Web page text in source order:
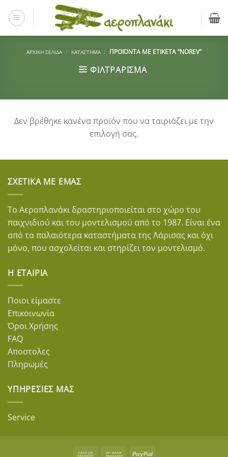
στο
ΑΡΧΙΚΉ ΣΕΛΊΔΑ / ΚΑΤΆΣΤΗΜΑ / ΠΡΟΪΌΝΤΑ ΜΕ ΕΤΙΚΈΤΑ “NOREV”
ΦΙΛΤΡΆΡΙΣΜΑ
Δεν βρέθηκε κανένα προϊόν που να ταιριάζει με την
επιλογή σας.
ΣΧΕΤΙΚΆ ΜΕ ΕΜΆΣ
Το Αεροπλανάκι δραστηριοποιείται στο χώρο του
παιχνιδιού και του μοντελισμού από το 1987. Είναι ένα
από τα παλαιότερα καταστήματα της Λάρισας και όχι
μόνο, που ασχολείται και στηρίζει τον μοντελισμό.
Η ΕΤΑΙΡΊΑ
Ποιοι είμαστε
Επικοινωνία
Όροι Χρήσης
FAQ
Αποστολες
Πληρωμές
ΥΠΗΡΕΣΊΕΣ ΜΑΣ
Service
Cash Bank PayPal